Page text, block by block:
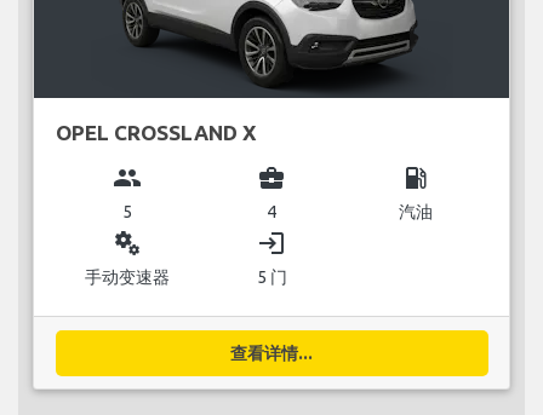
OPEL CROSSLAND X
group
5
business_center
4
local_gas_station
汽油
miscellaneous_services
手动变速器
login
5 门
查看详情...